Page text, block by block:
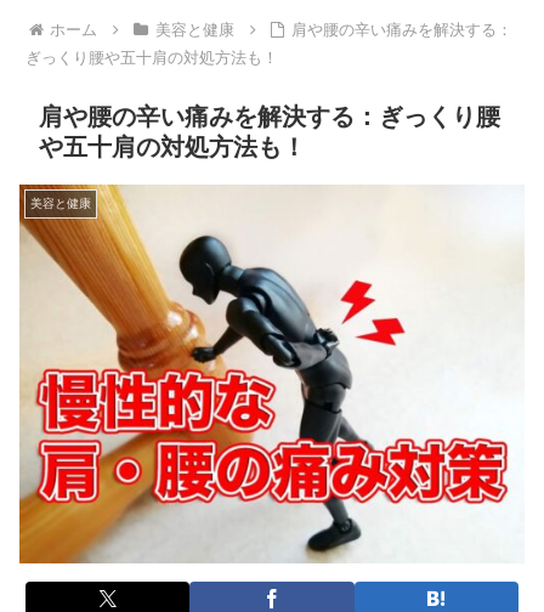
ホーム 美容と健康
肩や腰の辛い痛みを解決する：
ぎっくり腰や五十肩の対処方法も！
肩や腰の辛い痛みを解決する：ぎっくり腰
や五十肩の対処方法も！
美容と健康